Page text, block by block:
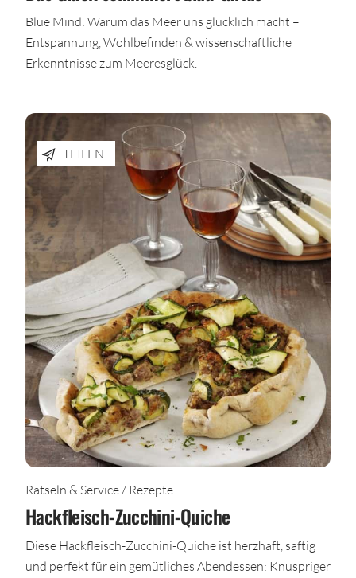
Blue Mind: Warum das Meer uns glücklich macht –
Entspannung, Wohlbefinden & wissenschaftliche
Erkenntnisse zum Meeresglück.
TEILEN
Rätseln & Service / Rezepte
Hackfleisch-Zucchini-Quiche
Diese Hackfleisch-Zucchini-Quiche ist herzhaft, saftig
und perfekt für ein gemütliches Abendessen: Knuspriger